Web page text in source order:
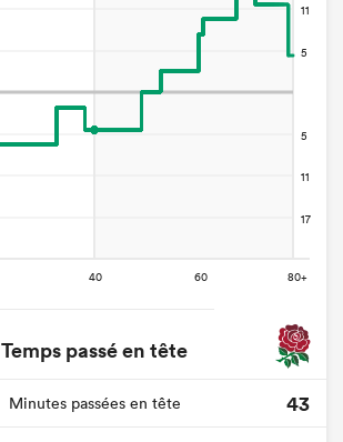
Temps passé en tête
Minutes passées en tête
43